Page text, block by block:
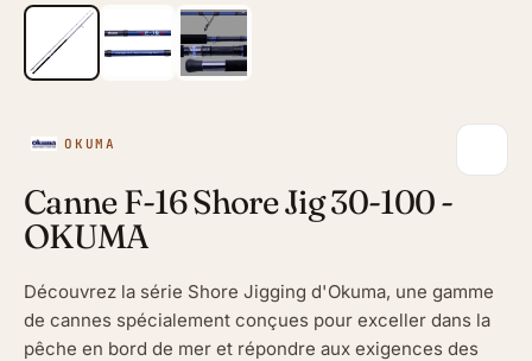
OKUMA
Canne F-16 Shore Jig 30-100 -
OKUMA
Découvrez la série Shore Jigging d'Okuma, une gamme
de cannes spécialement conçues pour exceller dans la
pêche en bord de mer et répondre aux exigences des